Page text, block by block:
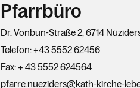
Pfarrbüro
Dr. Vonbun-Straße 2, 6714
Telefon: +43 5552 62456
Fax: + 43 5552 624564
pfarre.nueziders@kath-kirche-